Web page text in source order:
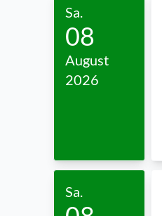
Sa.
08
August
2026
Sa.